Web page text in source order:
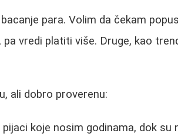
para. Volim da čekam
vredi platiti više. Druge, kao
ali dobro proverenu:
koje nosim godinama, dok su